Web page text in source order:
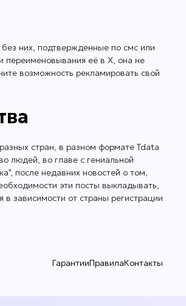
них, подтвержденные по смс или
переименовывания её в X, она не
возможность рекламировать свой
стран, в разном формате Tdata
людей, во главе с гениальной
после недавних новостей о том,
эти посты выкладывать,
зависимости от страны регистрации
ГарантииПравилаКонтакты